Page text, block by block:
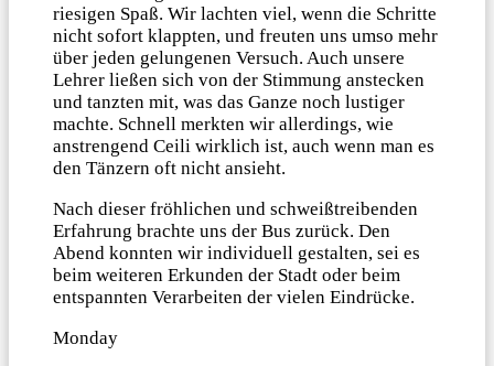
riesigen Spaß. Wir lachten viel, wenn die Schritte
nicht sofort klappten, und freuten uns umso mehr
über jeden gelungenen Versuch. Auch unsere
Lehrer ließen sich von der Stimmung anstecken
und tanzten mit, was das Ganze noch lustiger
machte. Schnell merkten wir allerdings, wie
anstrengend Ceili wirklich ist, auch wenn man es
den Tänzern oft nicht ansieht.
Nach dieser fröhlichen und schweißtreibenden
Erfahrung brachte uns der Bus zurück. Den
Abend konnten wir individuell gestalten, sei es
beim weiteren Erkunden der Stadt oder beim
entspannten Verarbeiten der vielen Eindrücke.
Monday